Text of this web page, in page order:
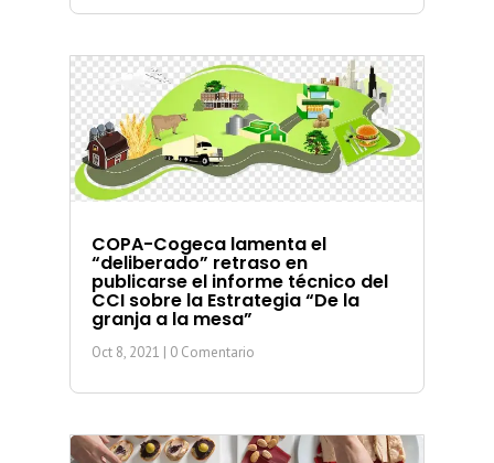
COPA-Cogeca lamenta el
“deliberado” retraso en
publicarse el informe técnico del
CCI sobre la Estrategia “De la
granja a la mesa”
Oct 8, 2021 | 0 Comentario